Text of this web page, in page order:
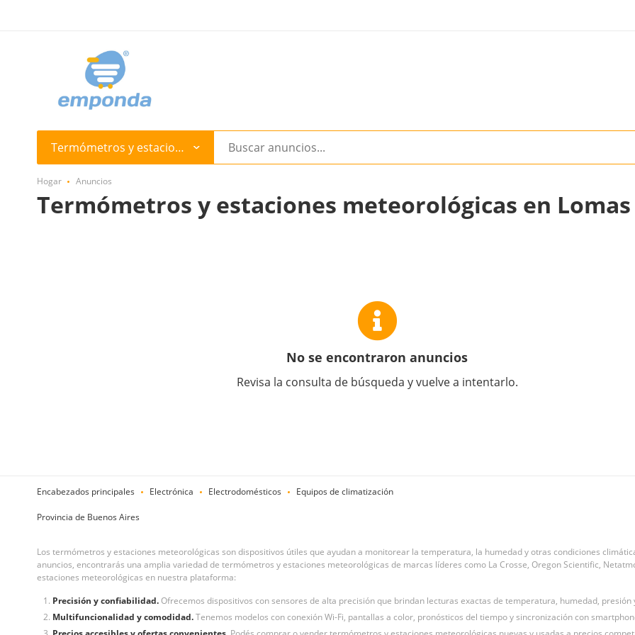
Termómetros y estaciones meteorológicas
Hogar Anuncios
Termómetros y estaciones meteorológicas en
No se encontraron anuncios
Revisa la consulta de búsqueda y vuelve a intentarlo.
Encabezados principales Electrónica Electrodomésticos Equipos de climatización
Provincia de Buenos Aires
Los termómetros y estaciones meteorológicas son dispositivos útiles que ayudan a monitorear la temperatura, la humedad y otras condiciones
anuncios, encontrarás una amplia variedad de termómetros y estaciones meteorológicas de marcas líderes como La Crosse, Oregon Scientific,
estaciones meteorológicas en nuestra plataforma:
Precisión y confiabilidad.Ofrecemos dispositivos con sensores de alta precisión que brindan lecturas exactas de temperatura, humedad,
Multifuncionalidad y comodidad.Tenemos modelos con conexión Wi-Fi, pantallas a color, pronósticos del tiempo y sincronización con